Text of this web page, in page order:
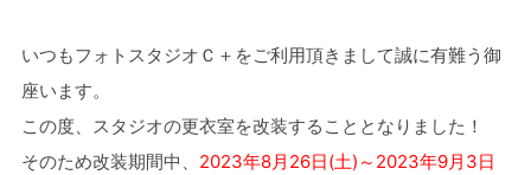
いつもフォトスタジオＣ＋をご利用頂きまして誠に有難う御
座います。
この度、スタジオの更衣室を改装することとなりました！
そのため改装期間中、 2023年8月26日(土)～2023年9月3日